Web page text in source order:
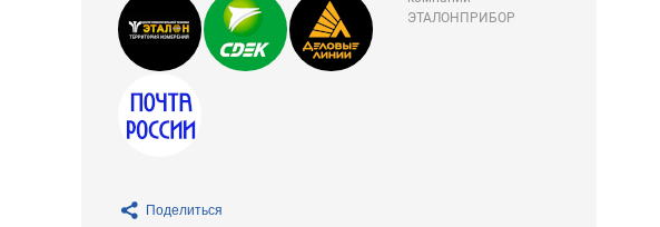
ЭТАЛОНПРИБОР
Поделиться